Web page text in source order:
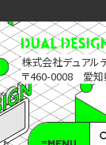
株式会社デュアル
〒460-0008 愛知